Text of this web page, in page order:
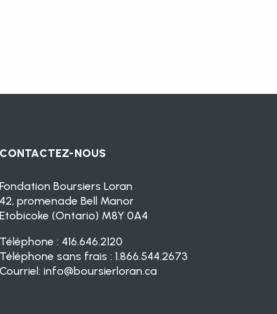
CONTACTEZ-NOUS
Fondation Boursiers Loran
42, promenade Bell Manor
Etobicoke (Ontario) M8Y 0A4
Téléphone : 416.646.2120
Téléphone sans frais : 1.866.544.2673
Courriel: info@boursierloran.ca